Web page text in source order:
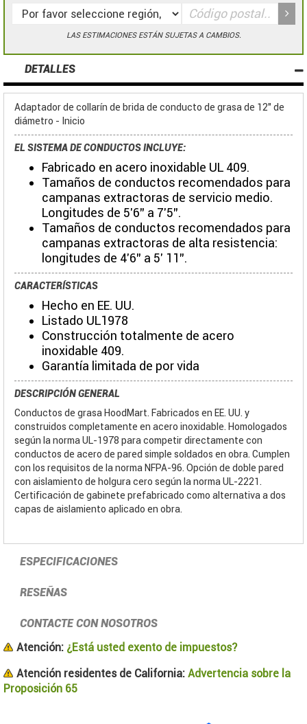
LAS ESTIMACIONES ESTÁN SUJETAS A CAMBIOS.
DETALLES
Adaptador de collarín de brida de conducto de grasa de 12" de
diámetro - Inicio
EL SISTEMA DE CONDUCTOS INCLUYE:
Fabricado en acero inoxidable UL 409.
Tamaños de conductos recomendados para
campanas extractoras de servicio medio.
Longitudes de 5'6" a 7'5".
Tamaños de conductos recomendados para
campanas extractoras de alta resistencia:
longitudes de 4'6" a 5' 11".
CARACTERÍSTICAS
Hecho en EE. UU.
Listado UL1978
Construcción totalmente de acero
inoxidable 409.
Garantía limitada de por vida
DESCRIPCIÓN GENERAL
Conductos de grasa HoodMart. Fabricados en EE. UU. y
construidos completamente en acero inoxidable. Homologados
según la norma UL-1978 para competir directamente con
conductos de acero de pared simple soldados en obra. Cumplen
con los requisitos de la norma NFPA-96. Opción de doble pared
con aislamiento de holgura cero según la norma UL-2221.
Certificación de gabinete prefabricado como alternativa a dos
capas de aislamiento aplicado en obra.
ESPECIFICACIONES
RESEÑAS
CONTACTE CON NOSOTROS
Atención: ¿Está usted exento de impuestos?
Atención residentes de California: Advertencia sobre la
Proposición 65